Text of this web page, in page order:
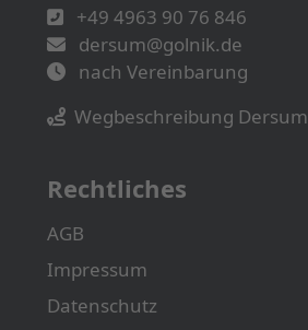
+49 4963 90 76 846
dersum@golnik.de
nach Vereinbarung
Wegbeschreibung Dersum
Rechtliches
AGB
Impressum
Datenschutz